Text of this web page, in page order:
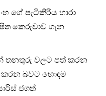
ගේ පැටිකිරිය හාරා
කෙරුවාව ගැන
තනතුරු වලට පත් කරන
බවට හොඳම
ජගත්